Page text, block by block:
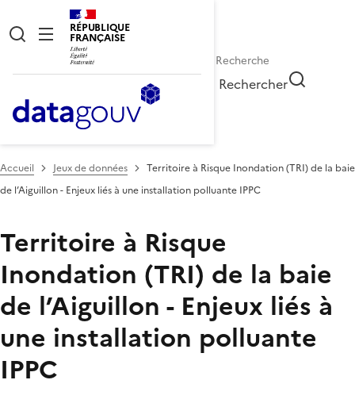
RÉPUBLIQUE
FRANÇAISE
Rechercher
Accueil Jeux de données
Territoire à Risque Inondation (TRI) de la baie
de l’Aiguillon - Enjeux liés à une installation polluante IPPC
Territoire à Risque
Inondation (TRI) de la baie
de l’Aiguillon - Enjeux liés à
une installation polluante
IPPC